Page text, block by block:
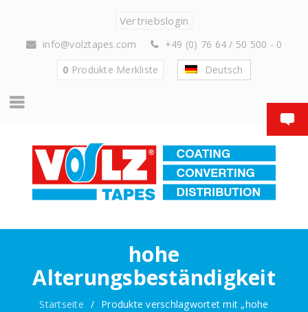
Vertriebslogin
info@volztapes.com
+49 (0) 76 64 / 50 500 - 0
0 Produkte Merkliste Deutsch
hohe
Alterungsbeständigkeit
Startseite / Produkte verschlagwortet mit „hohe